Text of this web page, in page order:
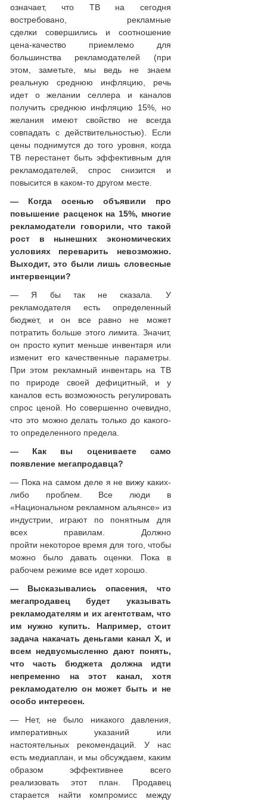
означает, что ТВ на сегодня
востребовано, рекламные
сделки совершились и соотношение
цена-качество приемлемо для
большинства рекламодателей (при
этом, заметьте, мы ведь не знаем
реальную среднюю инфляцию, речь
идет о желании селлера и каналов
получить среднюю инфляцию 15%, но
желания имеют свойство не всегда
совпадать с действительностью). Если
цены поднимутся до того уровня, когда
ТВ перестанет быть эффективным для
рекламодателей, спрос снизится и
повысится в каком-то другом месте.
— Когда осенью объявили про
повышение расценок на 15%, многие
рекламодатели говорили, что такой
рост в нынешних экономических
условиях переварить невозможно.
Выходит, это были лишь словесные
интервенции?
— Я бы так не сказала. У
рекламодателя есть определенный
бюджет, и он все равно не может
потратить больше этого лимита. Значит,
он просто купит меньше инвентаря или
изменит его качественные параметры.
При этом рекламный инвентарь на ТВ
по природе своей дефицитный, и у
каналов есть возможность регулировать
спрос ценой. Но совершенно очевидно,
что это можно делать только до какого-
то определенного предела.
— Как вы оцениваете само
появление мегапродавца?
— Пока на самом деле я не вижу каких-
либо проблем. Все люди в
«Национальном рекламном альянсе» из
индустрии, играют по понятным для
всех правилам. Должно
пройти некоторое время для того, чтобы
можно было давать оценки. Пока в
рабочем режиме все идет хорошо.
— Высказывались опасения, что
мегапродавец будет указывать
рекламодателям и их агентствам, что
им нужно купить. Например, стоит
задача накачать деньгами канал Х, и
всем недвусмысленно дают понять,
что часть бюджета должна идти
непременно на этот канал, хотя
рекламодателю он может быть и не
особо интересен.
— Нет, не было никакого давления,
императивных указаний или
настоятельных рекомендаций. У нас
есть медиаплан, и мы обсуждаем, каким
образом эффективнее всего
реализовать этот план. Продавец
старается найти компромисс между